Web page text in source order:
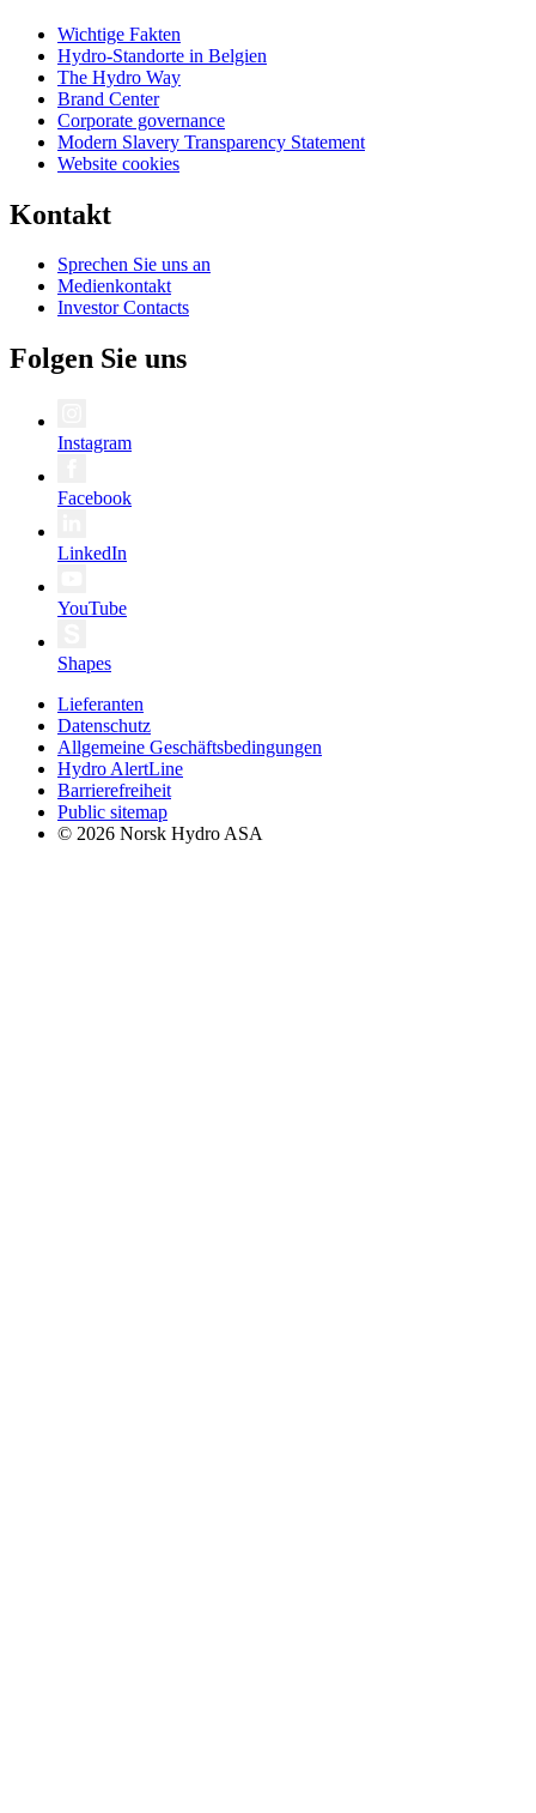
Wichtige Fakten
Hydro-Standorte in Belgien
The Hydro Way
Brand Center
Corporate governance
Modern Slavery Transparency Statement
Website cookies
Kontakt
Sprechen Sie uns an
Medienkontakt
Investor Contacts
Folgen Sie uns
Instagram
Facebook
LinkedIn
YouTube
Shapes
Lieferanten
Datenschutz
Allgemeine Geschäftsbedingungen
Hydro AlertLine
Barrierefreiheit
Public sitemap
© 2026 Norsk Hydro ASA